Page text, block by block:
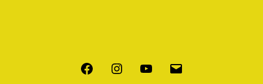
FacebookInstagramYoutube